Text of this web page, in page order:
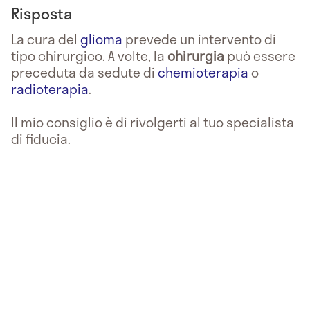
Risposta
La cura del glioma prevede un intervento di
tipo chirurgico. A volte, lachirurgia può essere
preceduta da sedute dichemioterapiao
radioterapia.
Il mio consiglio è di rivolgerti al tuo specialista
di fiducia.